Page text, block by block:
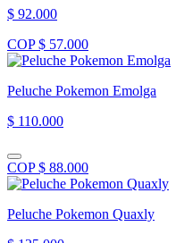
$ 92.000
COP $ 57.000
Peluche Pokemon Emolga
$ 110.000
COP $ 88.000
Peluche Pokemon Quaxly